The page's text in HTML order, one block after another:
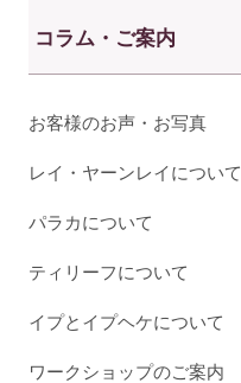
コラム・ご案内
お客様のお声・お写真
レイ・ヤーンレイについて
パラカについて
ティリーフについて
イプとイプヘケについて
ワークショップのご案内